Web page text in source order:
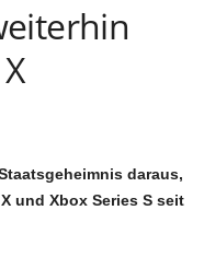
daraus,
und Xbox Series S seit